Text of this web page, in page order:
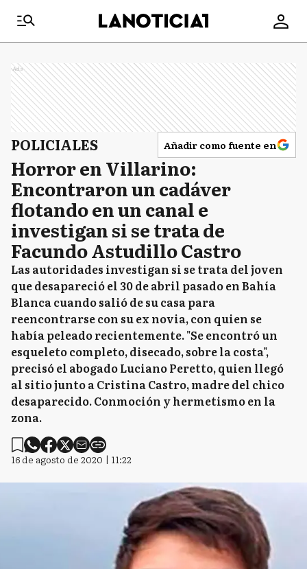
Ads
POLICIALES Añadir como fuente en
Horror en Villarino:
Encontraron un cadáver
flotando en un canal e
investigan si se trata de
Facundo Astudillo Castro
Las autoridades investigan si se trata del joven
que desapareció el 30 de abril pasado en Bahía
Blanca cuando salió de su casa para
reencontrarse con su ex novia, con quien se
había peleado recientemente. "Se encontró un
esqueleto completo, disecado, sobre la costa",
precisó el abogado Luciano Peretto, quien llegó
al sitio junto a Cristina Castro, madre del chico
desaparecido. Conmoción y hermetismo en la
zona.
16 de agosto de 2020 | 11:22